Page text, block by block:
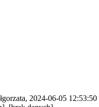
2024-06-05 12:53:50